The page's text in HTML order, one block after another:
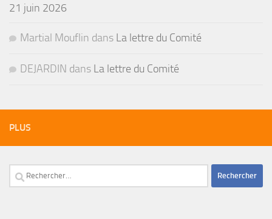
21 juin 2026
Martial Mouflin dans La lettre du Comité
DEJARDIN dans La lettre du Comité
PLUS
Rechercher :